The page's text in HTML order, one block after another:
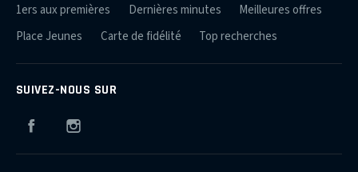
1ers aux premières Dernières minutes
Meilleures offres
Place Jeunes
Carte de fidélité Top recherches
SUIVEZ-NOUS SUR
Facebook